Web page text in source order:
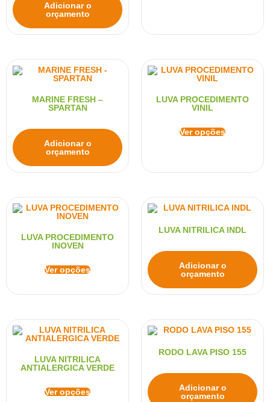
Adicionar o
orçamento
MARINE FRESH –
SPARTAN
Adicionar o
orçamento
LUVA PROCEDIMENTO
VINIL
Ver opções
LUVA PROCEDIMENTO
INOVEN
Ver opções
LUVA NITRILICA INDL
Adicionar o
orçamento
LUVA NITRILICA
ANTIALERGICA VERDE
Ver opções
RODO LAVA PISO 155
Adicionar o
orçamento